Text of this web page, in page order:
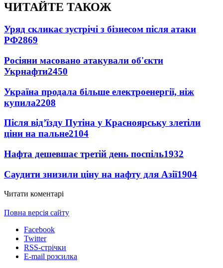
ЧИТАЙТЕ ТАКОЖ
Уряд скликає зустрічі з бізнесом після атаки
РФ2869
Росіяни масовано атакували об'єкти
Укрнафти2450
Україна продала більше електроенергії, ніж
купила2208
Після від’їзду Путіна у Красноярську злетіли
ціни на пальне2104
Нафта дешевшає третій день поспіль1932
Саудити знизили ціну на нафту для Азії1904
Читати коментарі
Повна версія сайту
Facebook
Twitter
RSS-стрічки
E-mail розсилка